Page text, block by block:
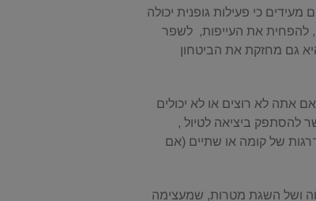
כי פעילות גופנית יכולה
להפחית את העייפות, לשפר
גם מחזקת את הביטחון
אתה לא רוצים או לא יכולים
להסתפק ביציאה לטיול ,
של קומה או שתיים (אם
ושל השגת מטרות, שמעצימה